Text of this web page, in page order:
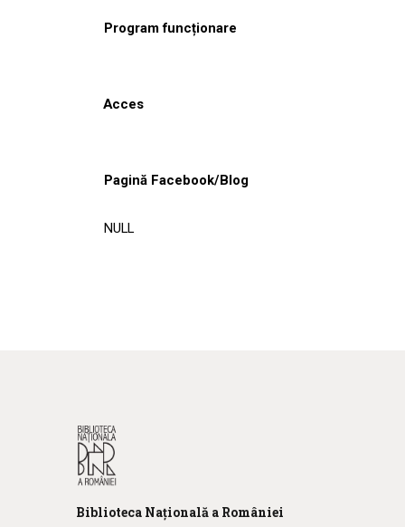
Program funcționare
Acces
Pagină Facebook/Blog
NULL
Biblioteca Națională a României